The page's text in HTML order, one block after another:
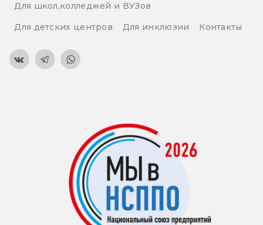
Для школ,колледжей и ВУЗов
Для детских центров
Для инклюзии Контакты